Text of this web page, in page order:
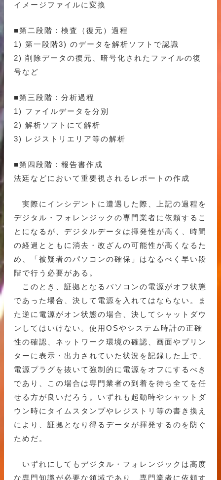
イメージファイルに変換
■第二段階：検査（復元）過程
1) 第一段階3) のデータを解析ソフトで認識
2) 削除データの復元、暗号化されたファイルの復
号など
■第三段階：分析過程
1) ファイルデータを分別
2) 解析ソフトにて解析
3) レジストリエリア等の解析
■第四段階：報告書作成
法廷などにおいて重要視されるレポートの作成
実際にインシデントに遭遇した際、上記の過程を
デジタル・フォレンジックの専門業者に依頼するこ
とになるが、デジタルデータは揮発性が高く、時間
の経過とともに消去・改ざんの可能性が高くなるた
め、「被疑者のパソコンの確保」はなるべく早い段
階で行う必要がある。
このとき、証拠となるパソコンの電源がオフ状態
であった場合、決して電源を入れてはならない。ま
た逆に電源がオン状態の場合、決してシャットダウ
ンしてはいけない。使用OSやシステム時計の正確
性の確認、ネットワーク環境の確認、画面やプリン
ターに表示・出力されていた状況を記録した上で、
電源プラグを抜いて強制的に電源をオフにするべき
であり、この場合は専門業者の到着を待ち全てを任
せる方が良いだろう。いずれも起動時やシャットダ
ウン時にタイムスタンプやレジストリ等の書き換え
により、証拠となり得るデータが揮発するのを防ぐ
ためだ。
いずれにしてもデジタル・フォレンジックは高度
な専門知識が必要な領域であり、専門業者に依頼す